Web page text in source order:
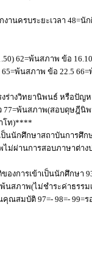
งานครบระยะเวลา 48=นั
62=พ้นสภาพ ข้อ
พ้นสภาพ ข้อ 22.5
ร่างวิทยานิพนธ์ หรือปัญ
77=พ้นสภาพ(สอบดุษฎี
โท)****
ป็นนักศึกษาสถาบันการศึก
ม่ผ่านการสอบภาษาต่าง
งการเข้าเป็นนักศึกษา
นสภาพ(ไม่ชำระค่าธรร
ณสมบัติ 97=- 98=- 99=ร